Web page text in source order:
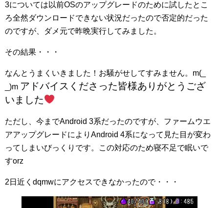
3については以前OSのアップグレードのために試したとこ
ろ全然ダウンロードできない状況だったので否定的だった
のですが、ダメ元で昨晩実行してみました。
その結果・・・
なんとうまくいきました！お騒がせしてすみません。m(_
_)m アドバイスくださった皆様ありがとうござ
いました
ただし、今までAndroid 3系だったのですが、ファームウエ
アアップグレードによりAndroid 4系になって見た目が変わ
ってしまいびっくりです。この対応のため寝不足で眠いで
すorz
2日近くdqmwにアクセスできなかったので・・・